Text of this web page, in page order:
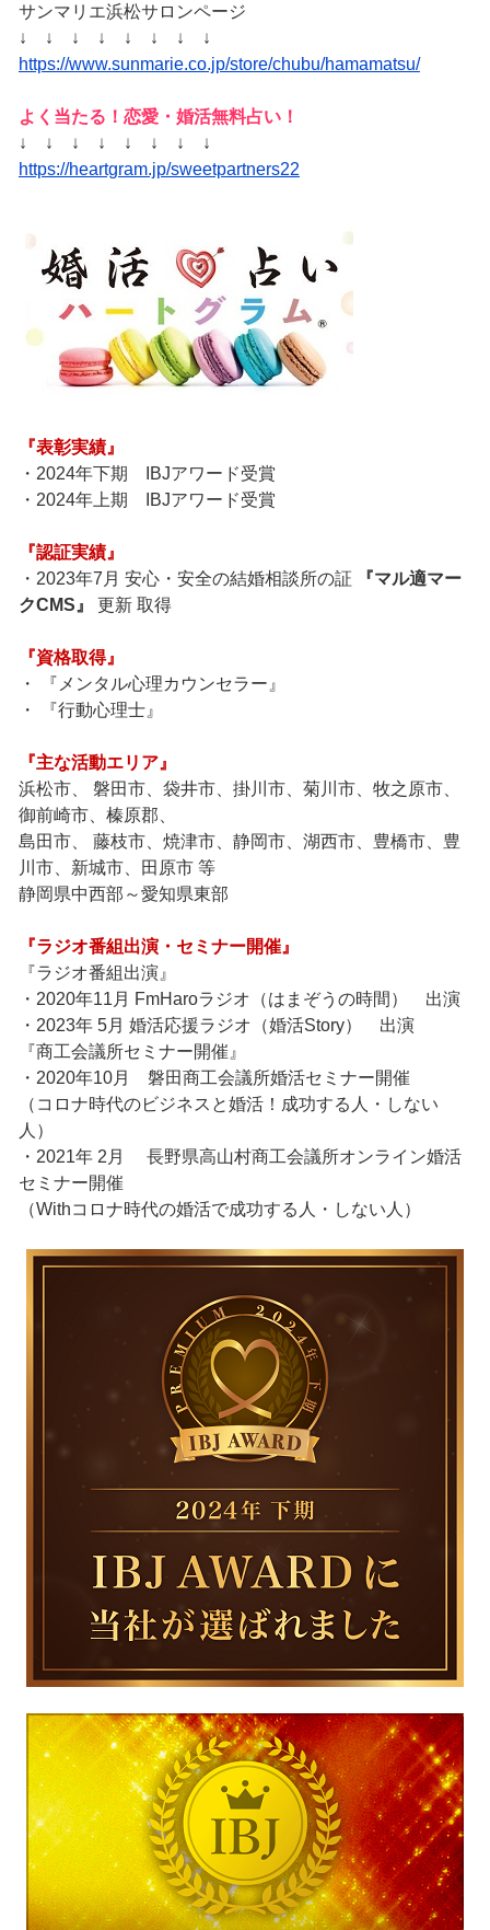
サンマリエ浜松サロンページ
↓ ↓ ↓ ↓ ↓ ↓ ↓ ↓
https://www.sunmarie.co.jp/store/chubu/hamamatsu/
よく当たる！恋愛・婚活無料占い！
↓ ↓ ↓ ↓ ↓ ↓ ↓ ↓
https://heartgram.jp/sweetpartners22
『表彰実績』
・2024年下期 IBJアワード受賞
・2024年上期 IBJアワード受賞
『認証実績』
・2023年7月 安心・安全の結婚相談所の証
『マル適マー
クCMS』
更新 取得
『資格取得』
・ 『メンタル心理カウンセラー』
・ 『行動心理士』
『主な活動エリア』
浜松市、 磐田市、袋井市、掛川市、菊川市、牧之原市、
御前崎市、榛原郡、
島田市、 藤枝市、焼津市、静岡市、湖西市、豊橋市、豊
川市、新城市、田原市 等
静岡県中西部～愛知県東部
『ラジオ番組出演・セミナー開催』
『ラジオ番組出演』
・2020年11月 FmHaroラジオ（はまぞうの時間） 出演
・2023年 5月 婚活応援ラジオ（婚活Story） 出演
『商工会議所セミナー開催』
・2020年10月 磐田商工会議所婚活セミナー開催
（コロナ時代のビジネスと婚活！成功する人・しない
人）
・2021年 2月 長野県高山村商工会議所オンライン婚活
セミナー開催
（Withコロナ時代の婚活で成功する人・しない人）